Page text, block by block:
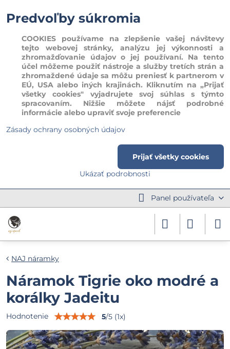
Panel používateľa
NAJ náramky
Náramok Tigrie oko modré a
korálky Jadeitu
Hodnotenie 5/5 (1x)
Predvoľby súkromia
COOKIES používame na zlepšenie vašej návštevy
tejto webovej stránky, analýzu jej výkonnosti a
zhromažďovanie údajov o jej používaní. Na tento
účel môžeme použiť nástroje a služby tretích strán a
zhromaždené údaje sa môžu preniesť k partnerom v
EÚ, USA alebo iných krajinách. Kliknutím na „Prijať
všetky cookies" vyjadrujete svoj súhlas s týmto
spracovaním. Nižšie môžete nájsť podrobné
informácie alebo upraviť svoje preferencie
Zásady ochrany osobných údajov
Ukázať podrobnosti
Prijať všetky cookies